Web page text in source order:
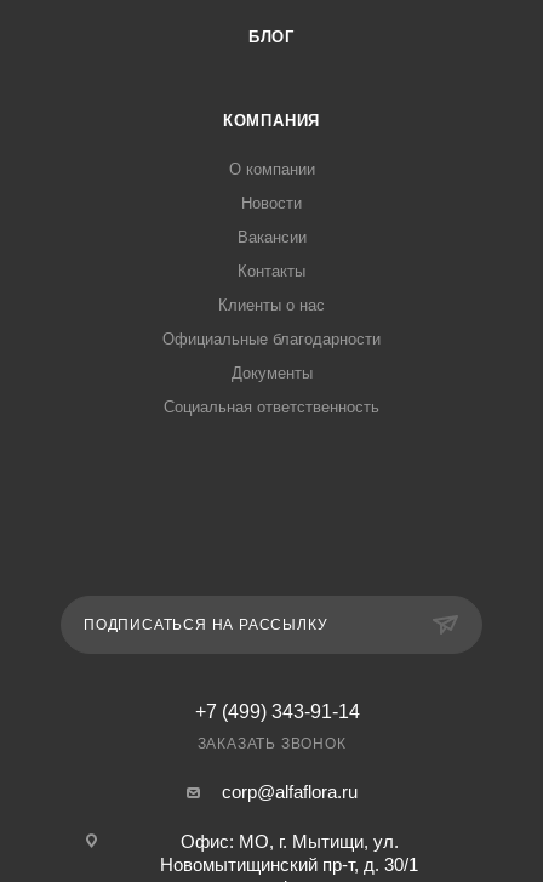
БЛОГ
КОМПАНИЯ
О компании
Новости
Вакансии
Контакты
Клиенты о нас
Официальные благодарности
Документы
Социальная ответственность
ПОДПИСАТЬСЯ НА РАССЫЛКУ
+7 (499) 343-91-14
ЗАКАЗАТЬ ЗВОНОК
corp@alfaflora.ru
Офис: МО, г. Мытищи, ул.
Новомытищинский пр-т, д. 30/1